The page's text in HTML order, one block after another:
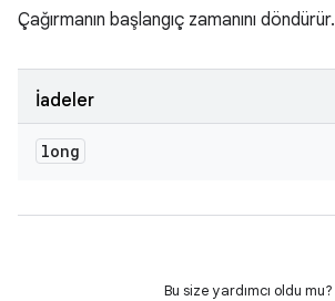
Çağırmanın başlangıç zamanını döndürür.
İadeler
long
Bu size yardımcı oldu mu?